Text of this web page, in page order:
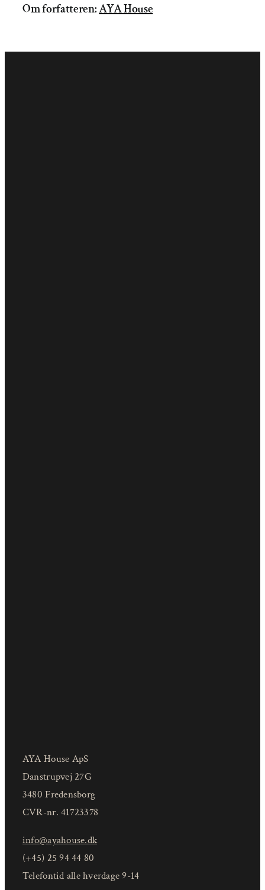
Om forfatteren:AYA House
AYA House ApS
Danstrupvej 27G
3480 Fredensborg
CVR-nr. 41723378
info@ayahouse.dk
(+45) 25 94 44 80
Telefontid alle hverdage 9-14